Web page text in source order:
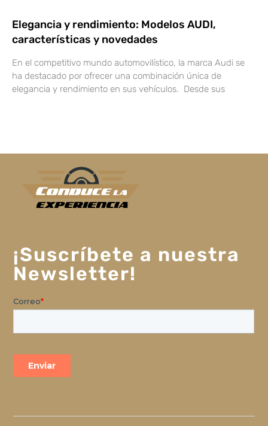
Elegancia y rendimiento: Modelos AUDI,
características y novedades
En el competitivo mundo automovilístico, la marca Audi se
ha destacado por ofrecer una combinación única de
elegancia y rendimiento en sus vehículos. Desde sus
¡Suscríbete a nuestra
Newsletter!